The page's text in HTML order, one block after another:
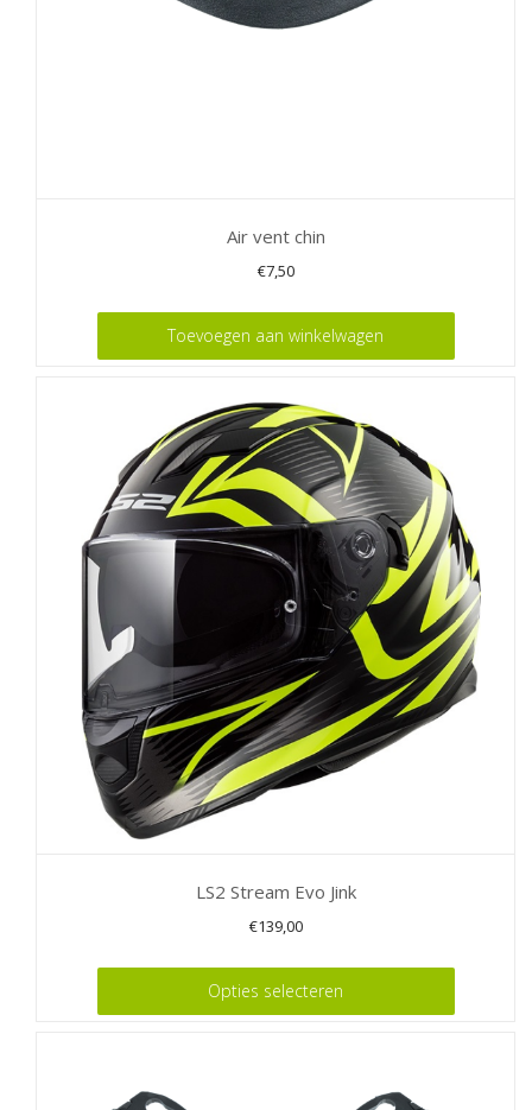
Air vent chin
€7,50
Toevoegen aan winkelwagen
LS2 Stream Evo Jink
€139,00
Opties selecteren